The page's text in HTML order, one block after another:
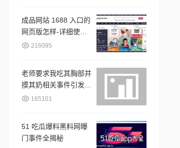
成品网站 1688 入口的
网页版怎样-详细使用
教程与功能介绍
216095
老师要求我吃其胸部并
摸其奶相关事件引发争
议 165101
51 吃瓜爆料黑料网曝
门事件全揭秘